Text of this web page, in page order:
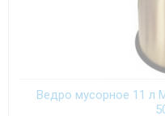
Ведро мусорное 11 л